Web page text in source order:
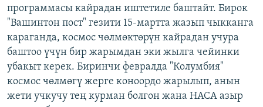
АЗАТТЫК+
ЭЕ/АРнун бардык сайттары
программасы кайрадан иштетиле баштайт. Бирок
"Вашинтон пост" гезити 15-мартта жазып чыкканга
караганда, космос чөлмөктөрүн кайрадан учура
баштоо үчүн бир жарымдан эки жылга чейинки
убакыт керек. Биринчи февралда "Колумбия"
космос чөлмөгү жерге коноордо жарылып, анын
жети учкучу тең курман болгон жана НАСА азыр